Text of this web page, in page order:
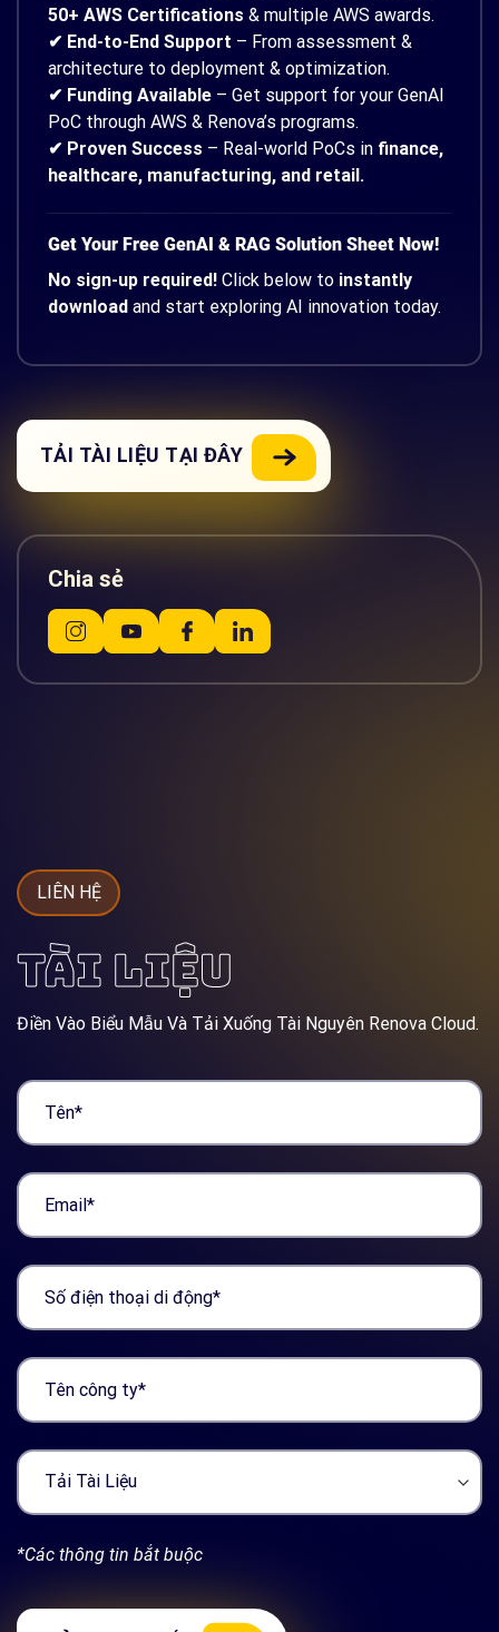
50+ AWS Certifications & multiple AWS awards.
✔ End-to-End Support – From assessment &
architecture to deployment & optimization.
✔ Funding Available – Get support for your GenAI
PoC through AWS & Renova’s programs.
✔ Proven Success – Real-world PoCs in finance,
healthcare, manufacturing, and retail.
Get Your Free GenAI & RAG Solution Sheet Now!
No sign-up required! Click below to instantly
download and start exploring AI innovation today.
TẢI TÀI LIỆU TẠI ĐÂY
Chia sẻ
LIÊN HỆ
TÀI LIỆU
Điền Vào Biểu Mẫu Và Tải Xuống Tài Nguyên Renova Cloud.
*Các thông tin bắt buộc